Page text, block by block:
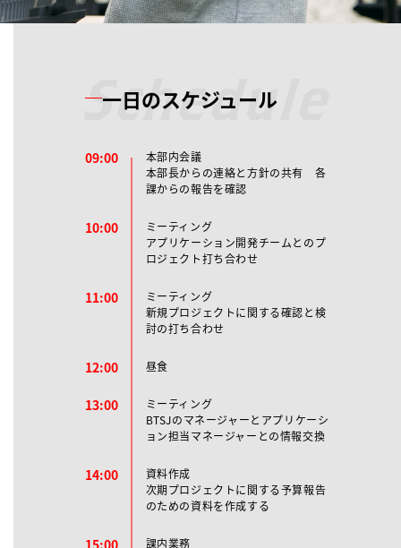
Schedule
一日のスケジュール
09:00
本部内会議
本部長からの連絡と方針の共有 各
課からの報告を確認
10:00
ミーティング
アプリケーション開発チームとのプ
ロジェクト打ち合わせ
11:00
ミーティング
新規プロジェクトに関する確認と検
討の打ち合わせ
12:00 昼食
13:00
ミーティング
BTSJのマネージャーとアプリケーシ
ョン担当マネージャーとの情報交換
14:00
資料作成
次期プロジェクトに関する予算報告
のための資料を作成する
15:00
課内業務